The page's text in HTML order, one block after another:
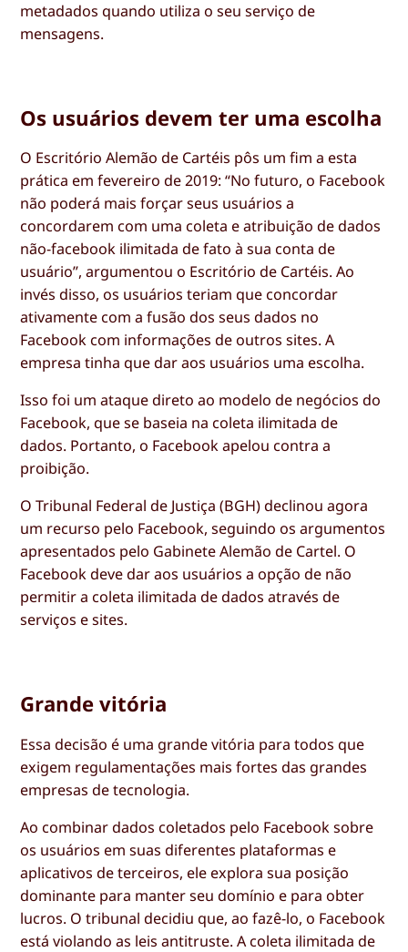
metadados quando utiliza o seu serviço de
mensagens.
Os usuários devem ter uma escolha
O Escritório Alemão de Cartéis pôs um fim a esta
prática em fevereiro de 2019: “No futuro, o Facebook
não poderá mais forçar seus usuários a
concordarem com uma coleta e atribuição de dados
não-facebook ilimitada de fato à sua conta de
usuário”, argumentou o Escritório de Cartéis. Ao
invés disso, os usuários teriam que concordar
ativamente com a fusão dos seus dados no
Facebook com informações de outros sites. A
empresa tinha que dar aos usuários uma escolha.
Isso foi um ataque direto ao modelo de negócios do
Facebook, que se baseia na coleta ilimitada de
dados. Portanto, o Facebook apelou contra a
proibição.
O Tribunal Federal de Justiça (BGH) declinou agora
um recurso pelo Facebook, seguindo os argumentos
apresentados pelo Gabinete Alemão de Cartel. O
Facebook deve dar aos usuários a opção de não
permitir a coleta ilimitada de dados através de
serviços e sites.
Grande vitória
Essa decisão é uma grande vitória para todos que
exigem regulamentações mais fortes das grandes
empresas de tecnologia.
Ao combinar dados coletados pelo Facebook sobre
os usuários em suas diferentes plataformas e
aplicativos de terceiros, ele explora sua posição
dominante para manter seu domínio e para obter
lucros. O tribunal decidiu que, ao fazê-lo, o Facebook
está violando as leis antitruste. A coleta ilimitada de